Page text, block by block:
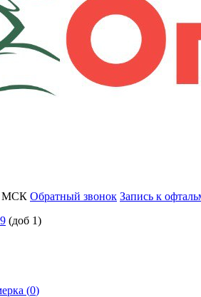
МСК Обратный звонок Запись к
(доб 1)
(0)